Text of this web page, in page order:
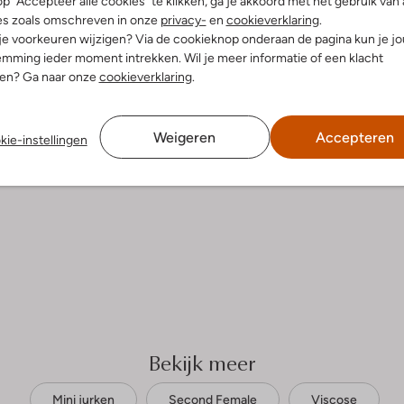
zoals omschreven in onze privacy- en cookieverklaring.
voorkeuren wijzigen? Via de cookieknop onderaan de pagina kun je
ieder moment intrekken. Wil je meer informatie of een klacht
Ga naar onzecookieverklaring.
instellingen Weigeren Accepteren
Bekijk meer
Mini jurken Second Female Viscose